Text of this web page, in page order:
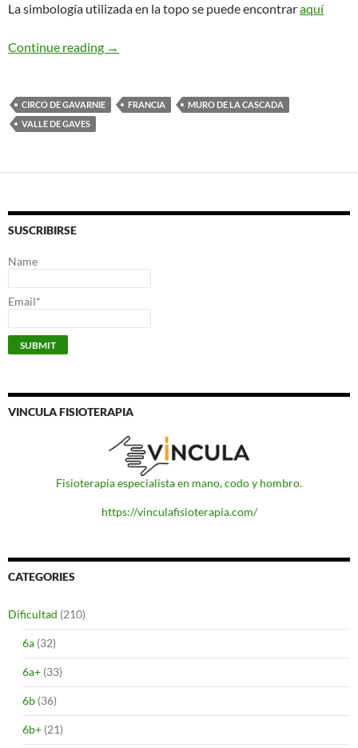
La simbología utilizada en la topo se puede encontraraquí
Continue reading Vía Clásica. Gavarnie
→
CIRCO DE GAVARNIE FRANCIA
MURO DE LA CASCADA
VALLE DE GAVES
SUSCRIBIRSE
Name
Email*
VINCULA FISIOTERAPIA
Fisioterapia especialista en mano, codo y hombro.
https://vinculafisioterapia.com/
CATEGORIES
Dificultad (210)
6a (32)
6a+ (33)
6b (36)
6b+ (21)